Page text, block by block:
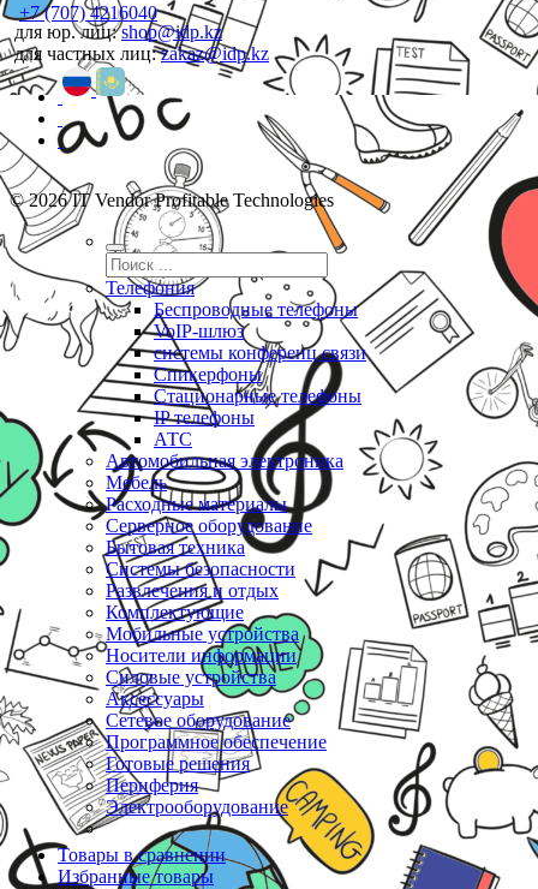
+7 (707) 4216040
для юр. лиц:shop@idp.kz
для частных лиц:zakaz@idp.kz
© 2026 IT Vendor Profitable Technologies
Телефония
Беспроводные телефоны
VoIP-шлюз
системы конференц связи
Спикерфоны
Стационарные телефоны
IP телефоны
АТС
Автомобильная электроника
Мебель
Расходные материалы
Серверное оборудование
Бытовая техника
Системы безопасности
Развлечения и отдых
Комплектующие
Мобильные устройства
Носители информации
Силовые устройства
Аксессуары
Сетевое оборудование
Программное обеспечение
Готовые решения
Периферия
Электрооборудование
Товары в сравнении
Избранные товары